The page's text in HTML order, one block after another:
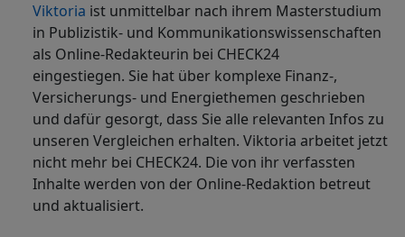
Viktoria ist unmittelbar nach ihrem Masterstudium
in Publizistik- und Kommunikationswissenschaften
als Online-Redakteurin bei CHECK24
eingestiegen. Sie hat über komplexe Finanz-,
Versicherungs- und Energiethemen geschrieben
und dafür gesorgt, dass Sie alle relevanten Infos zu
unseren Vergleichen erhalten. Viktoria arbeitet jetzt
nicht mehr bei CHECK24. Die von ihr verfassten
Inhalte werden von der Online-Redaktion betreut
und aktualisiert.